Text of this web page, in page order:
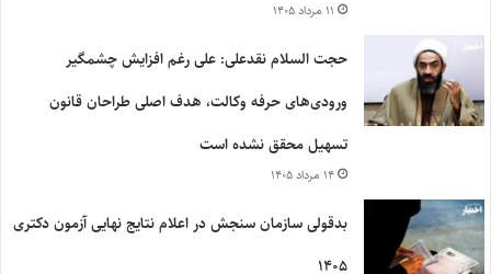
۱۱ مرداد ۱۴۰۵
حجت السلام نقدعلی: علی رغم افزایش چشمگیر
ورودی‌های حرفه وکالت، هدف اصلی طراحان قانون
تسهیل محقق نشده است
۱۴ مرداد ۱۴۰۵
بدقولی سازمان سنجش در اعلام نتایج نهایی آزمون دکتری
۱۴۰۵